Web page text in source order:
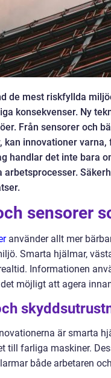
de mest riskfyllda
konsekvenser. Ny
Från sensorer och
kan innovationer
handlar det inte bara
sensorer
använder allt mer
Smarta hjälmar,
Informationen
möjligt att agera
är smarta
till farliga maskiner.
både arbetaren